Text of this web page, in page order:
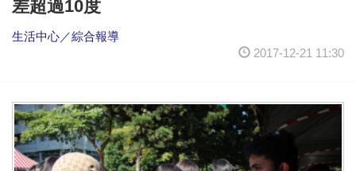
差超過10度
生活中心／綜合報導
2017-12-21 11:30